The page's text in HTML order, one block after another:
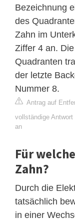
Bezeichnung
des
Zahn im
Ziffer 4 an.
Quadranten
der letzte
Nummer 8.
Antrag auf
vollständige
an
Für
Zahn?
Durch die
tatsächlich
in einer